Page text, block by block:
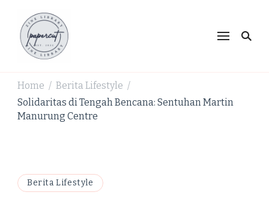
PaperCut Zine Library |
Produktivitas & Inspirasi
Kreatif
Ikuti cerita gaya hidup, kebiasaan positif, serta
Home / Berita Lifestyle /
Solidaritas di Tengah Bencana: Sentuhan Martin
Manurung Centre
Berita Lifestyle